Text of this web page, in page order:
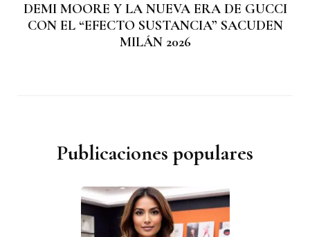
DEMI MOORE Y LA NUEVA ERA DE GUCCI
CON EL “EFECTO SUSTANCIA” SACUDEN
MILÁN 2026
Publicaciones populares